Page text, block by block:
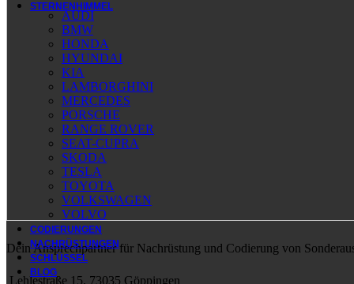
STERNENHIMMEL
AUDI
BMW
HONDA
HYUNDAI
KIA
LAMBORGHINI
MERCEDES
PORSCHE
RANGE ROVER
SEAT-CUPRA
SKODA
TESLA
TOYOTA
VOLKSWAGEN
VOLVO
CODIERUNGEN
NACHRÜSTUNGEN
SCHLÜSSEL
BLOG
Dein Ansprechpartner für Nachrüstung und Codierung von
Lehlestraße 15, 73035 Göppingen